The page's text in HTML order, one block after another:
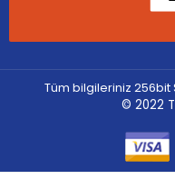
Tüm bilgileriniz 256bit
© 2022